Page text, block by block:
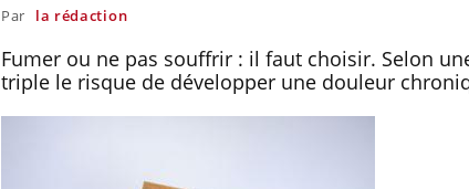
Par la rédaction
Fumer ou ne pas souffrir : il faut choisir. Selon
triple le risque de développer une douleur